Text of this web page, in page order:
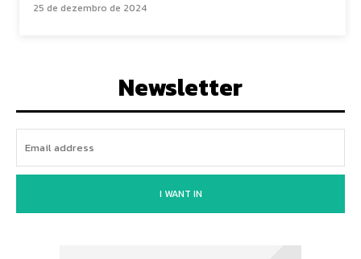
25 de dezembro de 2024
Newsletter
I WANT IN